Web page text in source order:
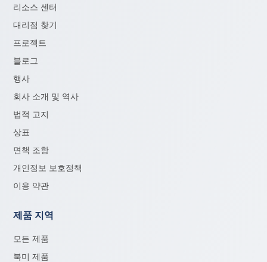
리소스 센터
대리점 찾기
프로젝트
블로그
행사
회사 소개 및 역사
법적 고지
상표
면책 조항
개인정보 보호정책
이용 약관
제품 지역
모든 제품
북미 제품